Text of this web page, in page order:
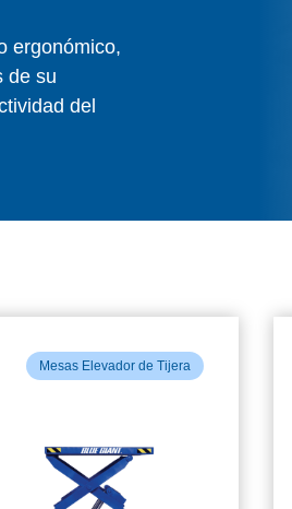
ergonómico,
de su
del
Mesas Elevador de Tijera